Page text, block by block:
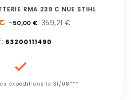
RMA 239 C NUE STIHL
-50,00 € 359,21 €
63200111490

expéditions le 31/08***